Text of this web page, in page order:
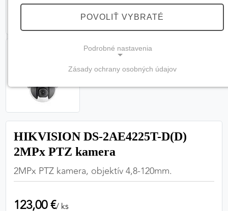
HIKVISION DS-2AE4225T-D(D)
2MPx PTZ kamera
2MPx PTZ kamera, objektív 4,8-120mm.
123,00 €/ ks
POVOLIŤ VYBRATÉ
Podrobné nastavenia
(vždy aktívne, nemožno vypnúť)
Tieto cookies sú potrebné na správne fungovanie
zabezpečiť jej plnú funkčnosť.
PREFERENČNÉ COOKIES
Zásady ochrany osobných údajov